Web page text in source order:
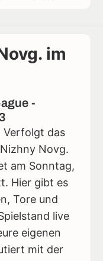
im
-
Verfolgt das
Novg.
am Sonntag,
Hier gibt es
Tore und
live
eigenen
mit der